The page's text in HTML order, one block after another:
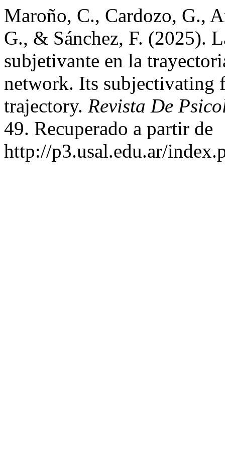
Maroño, C., Cardozo, G.,
G., & Sánchez, F. (2025).
subjetivante en la
network. Its subjectivating
trajectory. Revista De
49. Recuperado a partir de
http://p3.usal.edu.ar/